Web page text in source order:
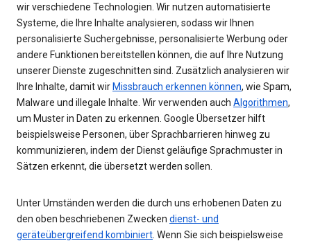
wir verschiedene Technologien. Wir nutzen automatisierte
Systeme, die Ihre Inhalte analysieren, sodass wir Ihnen
personalisierte Suchergebnisse, personalisierte Werbung oder
andere Funktionen bereitstellen können, die auf Ihre Nutzung
unserer Dienste zugeschnitten sind. Zusätzlich analysieren wir
Ihre Inhalte, damit wir Missbrauch erkennen können, wie Spam,
Malware und illegale Inhalte. Wir verwenden auch Algorithmen,
um Muster in Daten zu erkennen. Google Übersetzer hilft
beispielsweise Personen, über Sprachbarrieren hinweg zu
kommunizieren, indem der Dienst geläufige Sprachmuster in
Sätzen erkennt, die übersetzt werden sollen.
Unter Umständen werden die durch uns erhobenen Daten zu
den oben beschriebenen Zwecken dienst- und
geräteübergreifend kombiniert . Wenn Sie sich beispielsweise